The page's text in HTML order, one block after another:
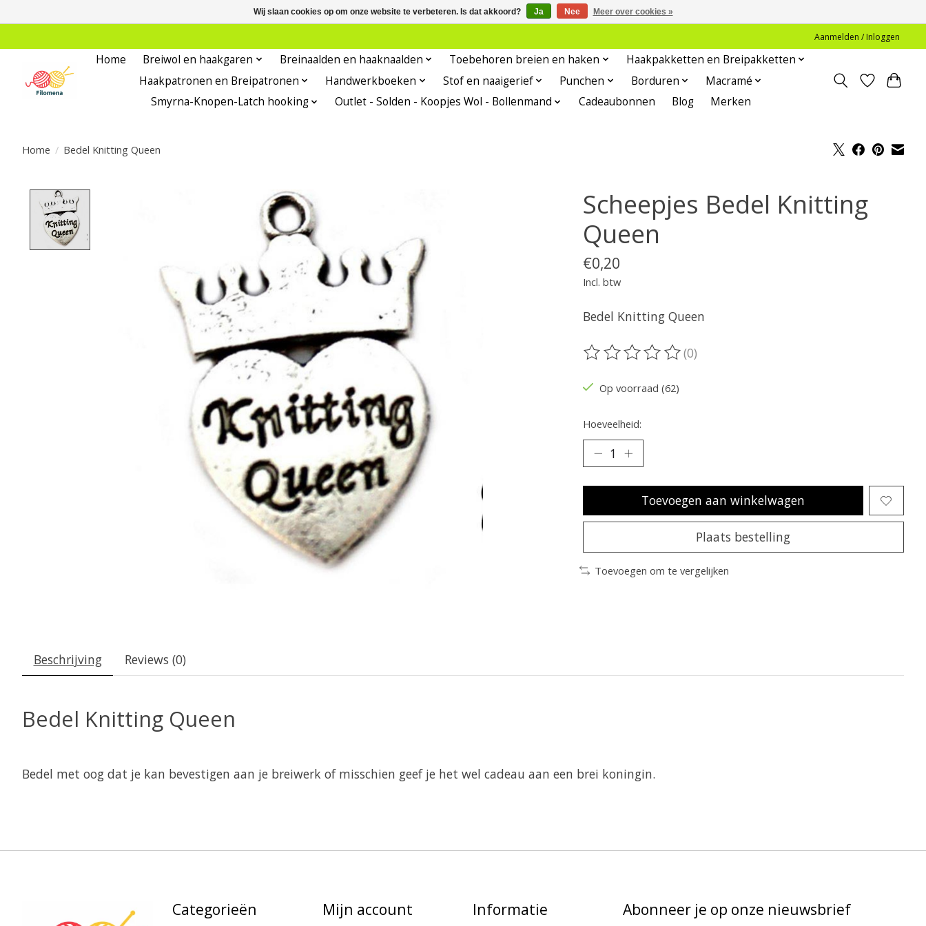
Aanmelden / Inloggen
Home Breiwol en haakgaren Breinaalden en haaknaalden Toebehoren breien en haken
Haakpakketten en Breipakketten
Haakpatronen en Breipatronen
Handwerkboeken Stof en naaigerief Punchen Borduren
Macramé
Smyrna-Knopen-Latch hooking
Outlet - Solden - Koopjes Wol - Bollenmand Cadeaubonnen Blog Merken
Home / Bedel Knitting Queen
Product image slideshow Items
Scheepjes Bedel Knitting
Queen
€0,20
Incl. btw
Bedel Knitting Queen
De beoordeling van dit product is
(0)
Op voorraad (62)
Hoeveelheid:
Toevoegen aan winkelwagen
Plaats bestelling
Toevoegen om te vergelijken
Beschrijving Reviews (0)
Bedel Knitting Queen
Bedel met oog dat je kan bevestigen aan je breiwerk of misschien geef je het wel cadeau aan een brei koningin.
Categorieën Mijn account Informatie Abonneer je op onze nieuwsbrief
Wij slaan cookies op om onze website te verbeteren. Is dat akkoord? Ja Nee Meer over cookies »